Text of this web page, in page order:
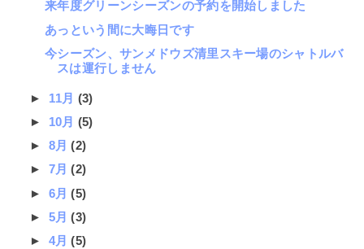
来年度グリーンシーズンの予約を開始しました
あっという間に大晦日です
今シーズン、サンメドウズ清里スキー場のシャトルバ
スは運行しません
► 11月 (3)
► 10月 (5)
► 8月(2)
► 7月(2)
► 6月(5)
► 5月(3)
► 4月(5)